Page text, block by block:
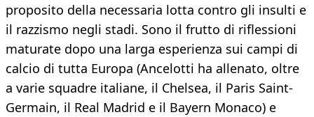
proposito della necessaria lotta contro gli insulti e
il razzismo negli stadi. Sono il frutto di riflessioni
maturate dopo una larga esperienza sui campi di
calcio di tutta Europa (Ancelotti ha allenato, oltre
a varie squadre italiane, il Chelsea, il Paris Saint-
Germain, il Real Madrid e il Bayern Monaco) e